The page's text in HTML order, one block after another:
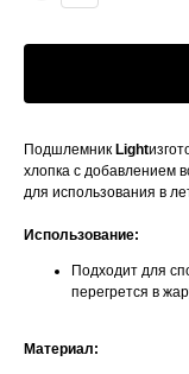
Подшлемник Light
хлопка с добавлением
для использования в
Использование:
Подходит для
перегрется в
Материал: